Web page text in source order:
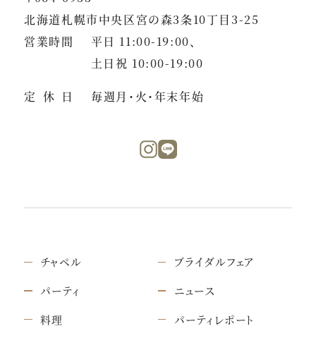
北海道札幌市中央区宮の森3条10丁目3-25
営業時間
平日 11:00-19:00、
土日祝 10:00-19:00
定休日 毎週月・火・年末年始
チャペル
パーティ
料理
ブライダルフェア
ニュース
パーティレポート